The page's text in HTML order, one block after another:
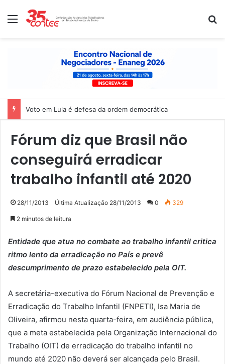
Menu
Voto em Lula é defesa da ordem democrática
Fórum diz que Brasil não
conseguirá erradicar
trabalho infantil até 2020
28/11/2013 Última Atualização 28/11/2013 0 329
2 minutos de leitura
Entidade que atua no combate ao trabalho infantil critica
ritmo lento da erradicação no País e prevê
descumprimento de prazo estabelecido pela OIT.
A secretária-executiva do Fórum Nacional de Prevenção e
Erradicação do Trabalho Infantil (FNPETI), Isa Maria de
Oliveira, afirmou nesta quarta-feira, em audiência pública,
que a meta estabelecida pela Organização Internacional do
Trabalho (OIT) de erradicação do trabalho infantil no
mundo até 2020 não deverá ser alcançada pelo Brasil.